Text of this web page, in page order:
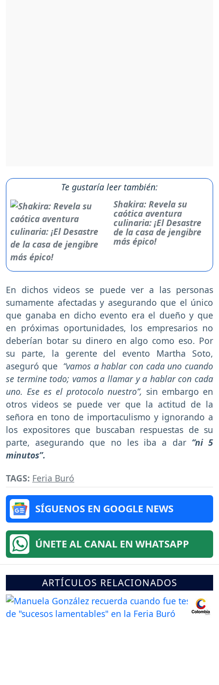
Te gustaría leer también:
Shakira: Revela su
caótica aventura
culinaria: ¡El Desastre
de la casa de jengibre
más épico!
En dichos videos se puede ver a las personas
sumamente afectadas y asegurando que el único
que ganaba en dicho evento era el dueño y que
en próximas oportunidades, los empresarios no
deberían botar su dinero en algo como eso. Por
su parte, la gerente del evento Martha Soto,
aseguró que “vamos a hablar con cada uno cuando
se termine todo; vamos a llamar y a hablar con cada
uno. Ese es el protocolo nuestro”, sin embargo en
otros videos se puede ver que la actitud de la
señora en tono de importaculismo y ignorando a
los expositores que buscaban respuestas de su
parte, asegurando que no les iba a dar “ni 5
minutos”.
TAGS: Feria Buró
SÍGUENOS EN GOOGLE NEWS
ÚNETE AL CANAL EN WHATSAPP
ARTÍCULOS RELACIONADOS